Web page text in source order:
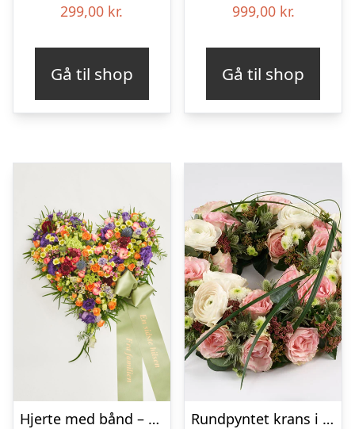
299,00 kr.
Gå til shop
999,00 kr.
Gå til shop
Hjerte med bånd – Floristens kreative valg
Rundpyntet krans i lyse farver – Blomster til begravelse